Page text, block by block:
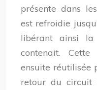
présente dans
est refroidie
libérant ainsi la
contenait.
ensuite réutilisée
retour du circuit